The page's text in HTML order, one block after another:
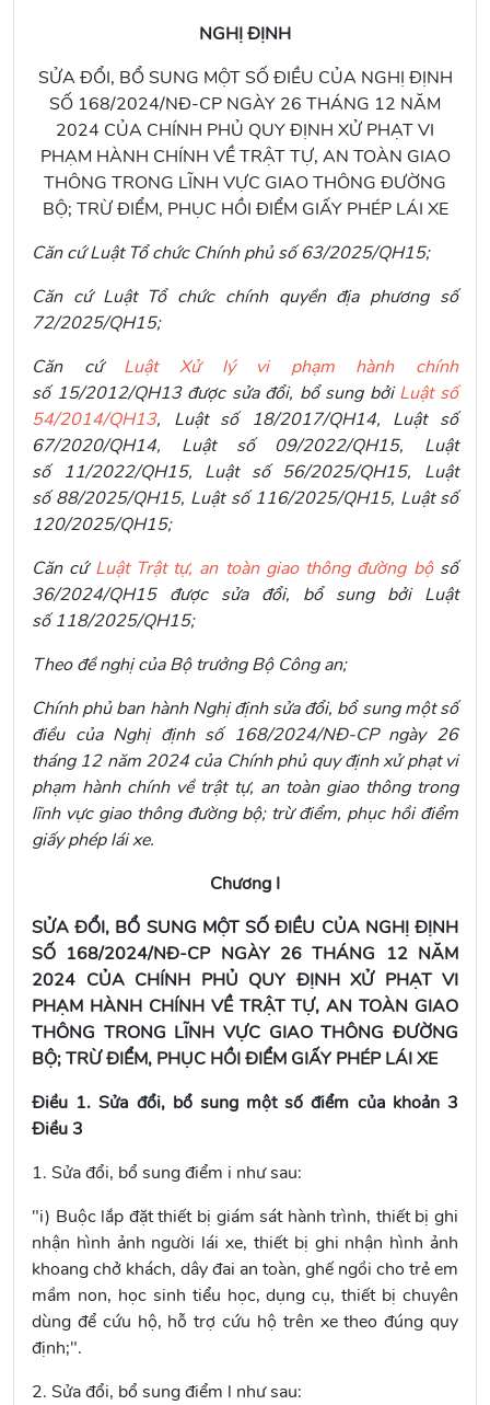
NGHỊ ĐỊNH
SỬA ĐỔI, BỔ SUNG MỘT SỐ ĐIỀU CỦA NGHỊ ĐỊNH
SỐ 168/2024/NĐ-CP NGÀY 26 THÁNG 12 NĂM
2024 CỦA CHÍNH PHỦ QUY ĐỊNH XỬ PHẠT VI
PHẠM HÀNH CHÍNH VỀ TRẬT TỰ, AN TOÀN GIAO
THÔNG TRONG LĨNH VỰC GIAO THÔNG ĐƯỜNG
BỘ; TRỪ ĐIỂM, PHỤC HỒI ĐIỂM GIẤY PHÉP LÁI XE
Căn cứ Luật Tổ chức Chính phủ số 63/2025/QH15;
Căn cứ Luật Tổ chức chính quyền địa phương số
72/2025/QH15;
Căn cứ Luật Xử lý vi phạm hành chính
số 15/2012/QH13 được sửa đổi, bổ sung bởiLuật số
54/2014/QH13, Luật số 18/2017/QH14, Luật số
67/2020/QH14, Luật số 09/2022/QH15, Luật
số 11/2022/QH15, Luật số 56/2025/QH15, Luật
số 88/2025/QH15, Luật số 116/2025/QH15, Luật số
120/2025/QH15;
Căn cứ Luật Trật tự, an toàn giao thông đường bộsố
36/2024/QH15 được sửa đổi, bổ sung bởi Luật
số 118/2025/QH15;
Theo đề nghị của Bộ trưởng Bộ Công an;
Chính phủ ban hành Nghị định sửa đổi, bổ sung một số
điều của Nghị định số 168/2024/NĐ-CP ngày 26
tháng 12 năm 2024 của Chính phủ quy định xử phạt vi
phạm hành chính về trật tự, an toàn giao thông trong
lĩnh vực giao thông đường bộ; trừ điểm, phục hồi điểm
giấy phép lái xe.
Chương I
SỬA ĐỔI, BỔ SUNG MỘT SỐ ĐIỀU CỦA NGHỊ ĐỊNH
SỐ 168/2024/NĐ-CP NGÀY 26 THÁNG 12 NĂM
2024 CỦA CHÍNH PHỦ QUY ĐỊNH XỬ PHẠT VI
PHẠM HÀNH CHÍNH VỀ TRẬT TỰ, AN TOÀN GIAO
THÔNG TRONG LĨNH VỰC GIAO THÔNG ĐƯỜNG
BỘ; TRỪ ĐIỂM, PHỤC HỒI ĐIỂM GIẤY PHÉP LÁI XE
Điều 1. Sửa đổi, bổ sung một số điểm của khoản 3
Điều 3
1. Sửa đổi, bổ sungđiểm i như sau:
"i) Buộc lắp đặt thiết bị giám sát hành trình, thiết bị ghi
nhận hình ảnh người lái xe, thiết bị ghi nhận hình ảnh
khoang chở khách, dây đai an toàn, ghế ngồi cho trẻ em
mầm non, học sinh tiểu học, dụng cụ, thiết bị chuyên
dùng để cứu hộ, hỗ trợ cứu hộ trên xe theo đúng quy
định;".
2. Sửa đổi, bổ sungđiểm l như sau: